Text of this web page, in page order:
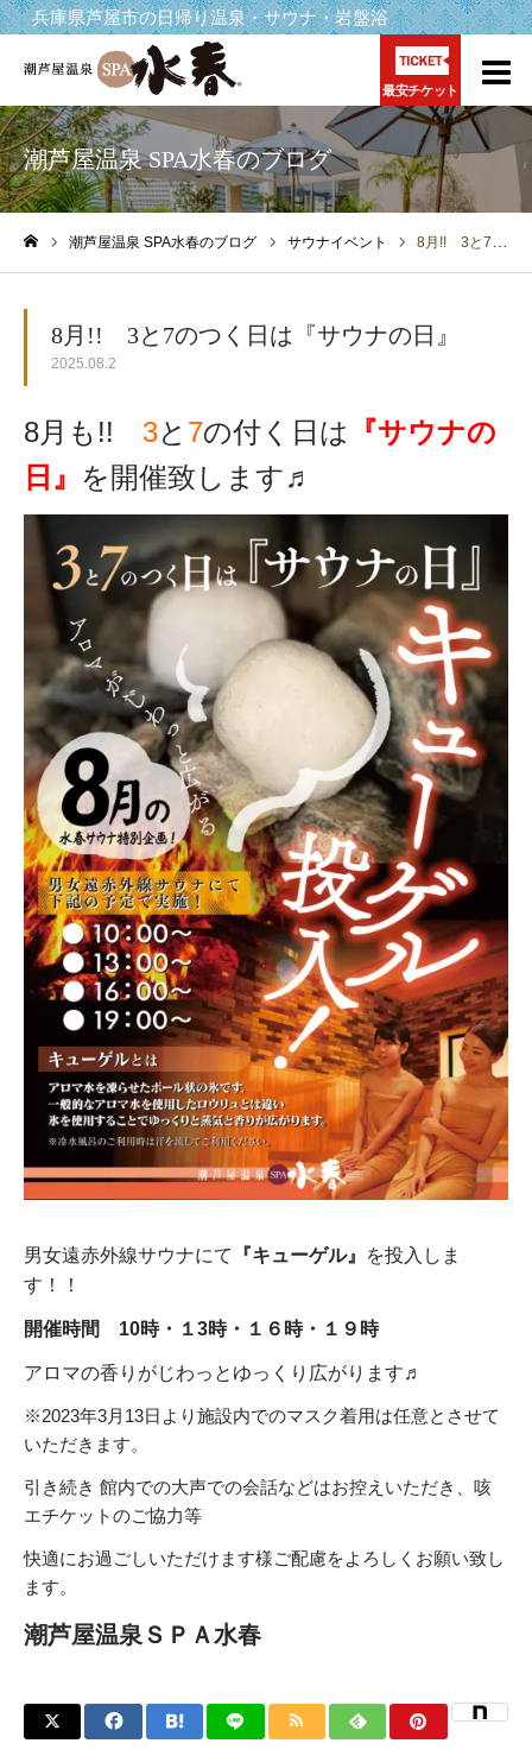
兵庫県芦屋市の日帰り温泉・サウナ・岩盤浴
最安チケット
潮芦屋温泉 SPA水春のブログ
潮芦屋温泉 SPA水春のブログ サウナイベント 8月!! 3と7のつく日は『サウナの日』
8月!! 3と7のつく日は『サウナの日』
2025.08.2
8月も!! 3と 7の付く日は
『サウナの
日』 を開催致します♬
男女遠赤外線サウナにて 『キューゲル』
を投入しま
す！！
開催時間 10時・１3時・１６時・１９時
アロマの香りがじわっとゆっくり広がります♬
※2023年3月13日より施設内でのマスク着用は任意とさせて
いただきます。
引き続き 館内での大声での会話などはお控えいただき、咳
エチケットのご協力等
快適にお過ごしいただけます様ご配慮をよろしくお願い致し
ます。
潮芦屋温泉ＳＰＡ水春